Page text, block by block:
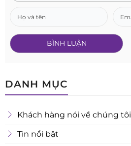
DANH MỤC
Khách hàng nói về chúng tôi
Tin nổi bật